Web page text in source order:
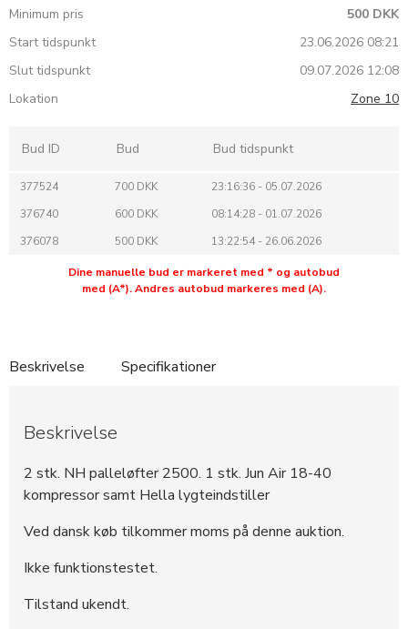
Minimum pris
500 DKK
Start tidspunkt
23.06.2026 08:21
Slut tidspunkt
09.07.2026 12:08
Lokation
Zone 10
Bud ID Bud Bud tidspunkt
377524 700 DKK
23:16:36 - 05.07.2026
376740
600 DKK
08:14:28 - 01.07.2026
376078
500 DKK 13:22:54 - 26.06.2026
Dine manuelle bud er markeret med * og autobud
med (A*). Andres autobud markeres med (A).
Beskrivelse Specifikationer
Beskrivelse
2 stk. NH palleløfter 2500. 1 stk. Jun Air 18-40
kompressor samt Hella lygteindstiller
Ved dansk køb tilkommer moms på denne auktion.
Ikke funktionstestet.
Tilstand ukendt.